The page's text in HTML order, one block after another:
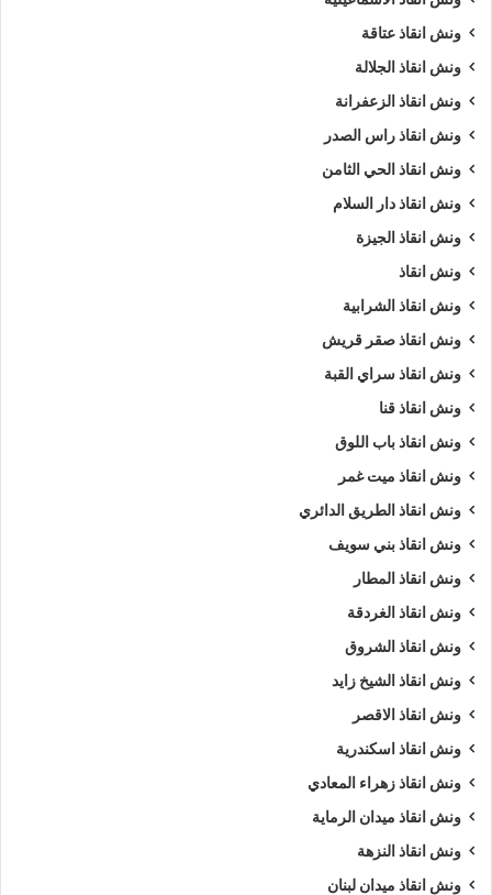
ونش انقاذ عتاقة
ونش انقاذ الجلالة
ونش انقاذ الزعفرانة
ونش انقاذ راس الصدر
ونش انقاذ الحي الثامن
ونش انقاذ دار السلام
ونش انقاذ الجيزة
ونش انقاذ
ونش انقاذ الشرابية
ونش انقاذ صقر قريش
ونش انقاذ سراي القبة
ونش انقاذ قنا
ونش انقاذ باب اللوق
ونش انقاذ ميت غمر
ونش انقاذ الطريق الدائري
ونش انقاذ بني سويف
ونش انقاذ المطار
ونش انقاذ الغردقة
ونش انقاذ الشروق
ونش انقاذ الشيخ زايد
ونش انقاذ الاقصر
ونش انقاذ اسكندرية
ونش انقاذ زهراء المعادي
ونش انقاذ ميدان الرماية
ونش انقاذ النزهة
ونش انقاذ ميدان لبنان